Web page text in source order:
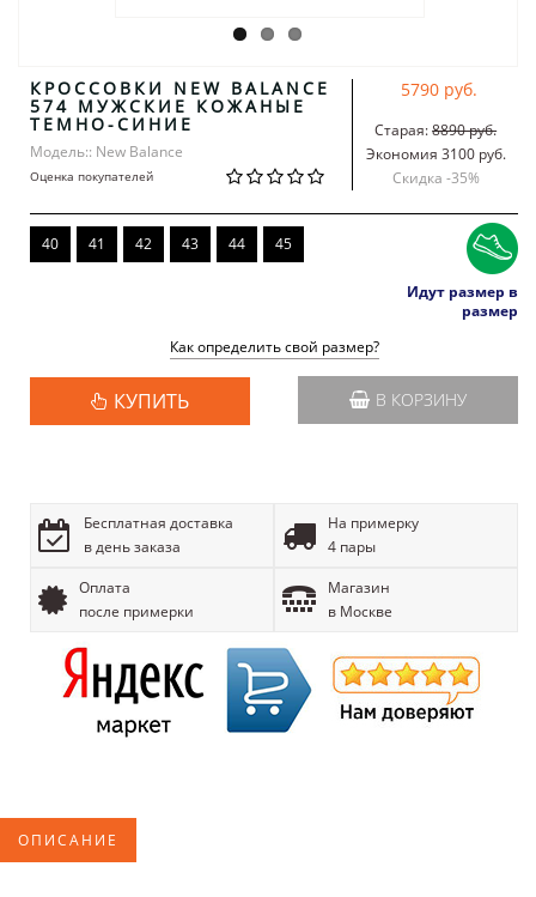
КРОССОВКИ NEW BALANCE
574 МУЖСКИЕ КОЖАНЫЕ
ТЕМНО-СИНИЕ
Модель:: New Balance
Оценка покупателей
5790 руб.
Старая:8890 руб.
Экономия 3100 руб.
Скидка -35%
40 41 42 43 44 45
Идут размер в
размер
Как определить свой размер?
КУПИТЬ В КОРЗИНУ
Бесплатная доставка
в день заказа
На примерку
4 пары
Оплата
после примерки
Магазин
в Москве
ОПИСАНИЕ